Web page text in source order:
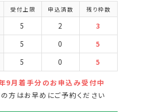
受付上限 申込済数 残り枠数
5 2
3
5 0
5
5 0 5
9月着手分のお申込み受付中
方はお早めにご予約ください